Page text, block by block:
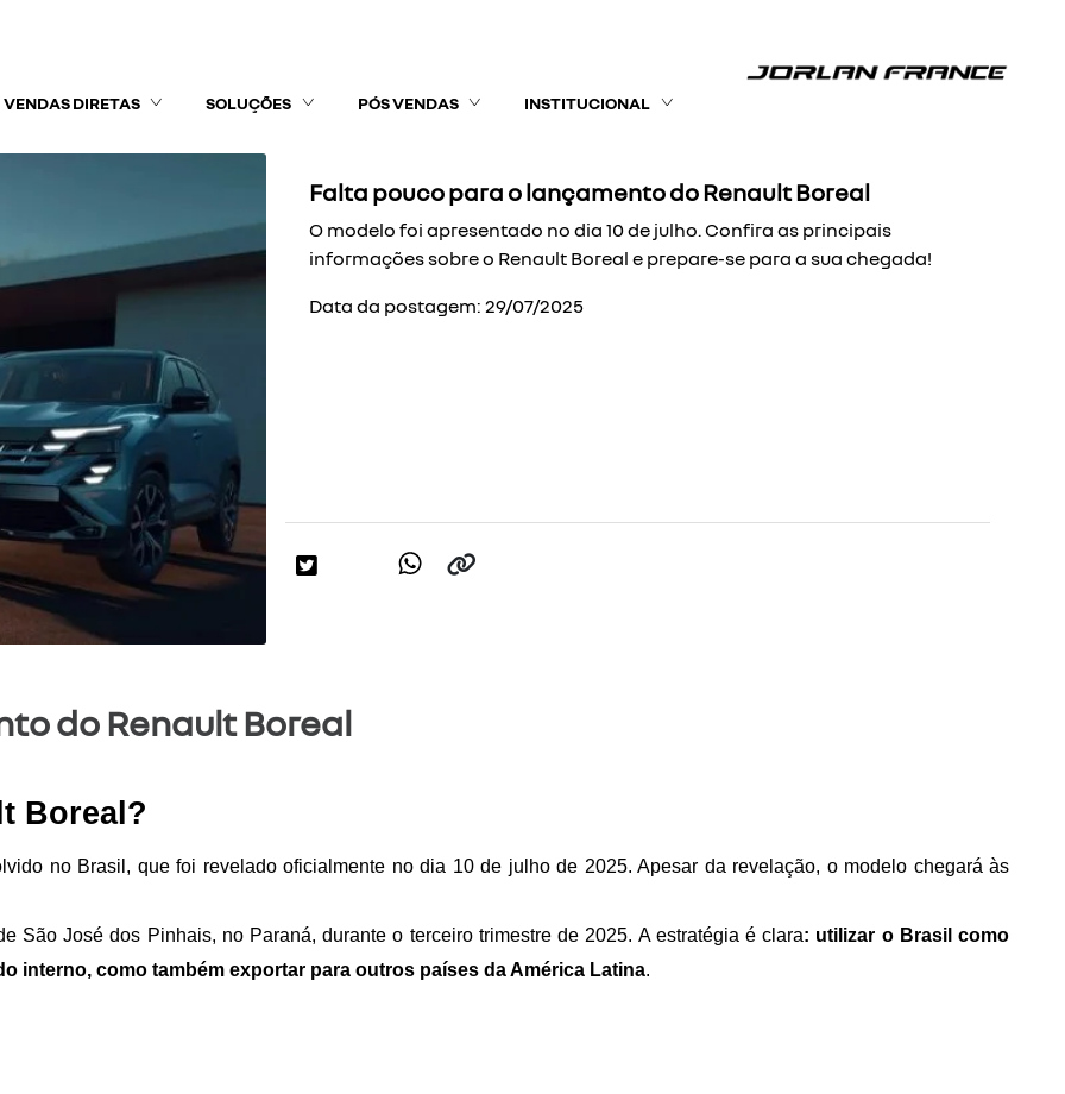
VENDAS DIRETAS SOLUÇÕES PÓS VENDAS INSTITUCIONAL
Falta pouco para o lançamento do Renault Boreal
O modelo foi apresentado no dia 10 de julho. Confira as principais
informações sobre o Renault Boreal e prepare-se para a sua chegada!
Data da postagem: 29/07/2025
do Renault Boreal
Boreal?
no Brasil, que foi revelado oficialmente no dia 10 de julho de 2025. Apesar da revelação, o modelo chegará às
São José dos Pinhais, no Paraná, durante o terceiro trimestre de 2025. A estratégia é clara: utilizar o Brasil como
interno, como também exportar para outros países da América Latina.